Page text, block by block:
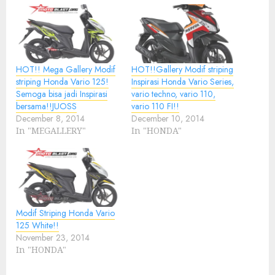
HOT!! Mega Gallery Modif
striping Honda Vario 125!
Semoga bisa jadi Inspirasi
bersama!!JUOSS
December 8, 2014
In "MEGALLERY"
HOT!!Gallery Modif striping
Inspirasi Honda Vario Series,
vario techno, vario 110,
vario 110 FI!!
December 10, 2014
In "HONDA"
Modif Striping Honda Vario
125 White!!
November 23, 2014
In "HONDA"